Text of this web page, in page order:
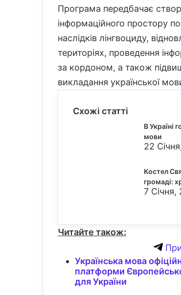
Програма передбачає
інформаційного простору
наслідків лінгвоциду,
територіях, проведення
за кордоном, а також
викладання української
Схожі статті
В Україні
мови
22
Костел
громаді:
7 Січня,
Читайте також:
Українська мова
платформи
для України